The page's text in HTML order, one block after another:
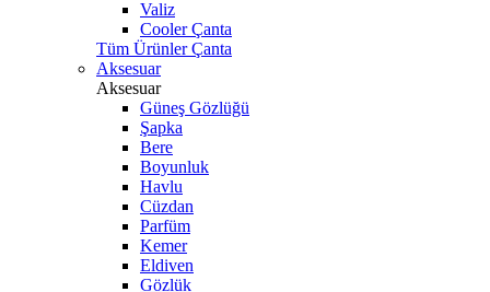
Valiz
Cooler Çanta
Tüm Ürünler Çanta
Aksesuar
Aksesuar
Güneş Gözlüğü
Şapka
Bere
Boyunluk
Havlu
Cüzdan
Parfüm
Kemer
Eldiven
Gözlük